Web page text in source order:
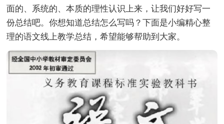
面的、系统的、本质的理性认识上来，让我们好好写一
份总结吧。你想知道总结怎么写吗？下面是小编精心整
理的语文线上教学总结，希望能够帮助到大家。